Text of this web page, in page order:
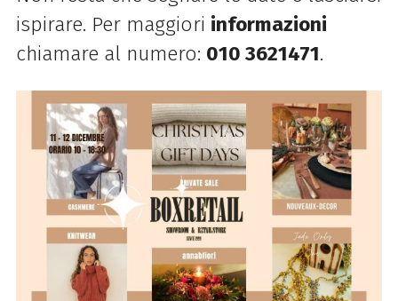
ispirare. Per maggiori informazioni
chiamare al numero: 010 3621471.